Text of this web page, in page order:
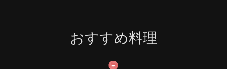
おすすめ料理